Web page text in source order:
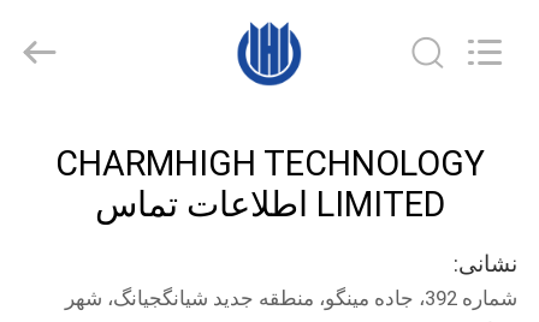
محصولات
فیلم
CHARMHIGH
TECHNOLOGY
CHARMHIGH TECHNOLOGY
LIMITED اطلاعات تماس
نشانی:
شماره 392، جاده مینگو، منطقه جدید شیانگجیانگ، شهر